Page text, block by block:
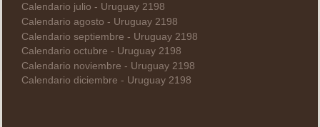
Calendario julio - Uruguay 2198
Calendario agosto - Uruguay 2198
Calendario septiembre - Uruguay 2198
Calendario octubre - Uruguay 2198
Calendario noviembre - Uruguay 2198
Calendario diciembre - Uruguay 2198